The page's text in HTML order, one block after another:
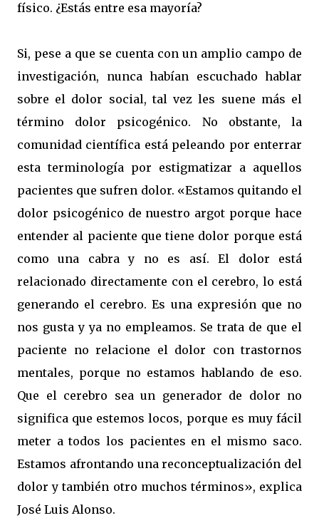
físico. ¿Estás entre esa mayoría?
Si, pese a que se cuenta con un amplio campo de
investigación, nunca habían escuchado hablar
sobre el dolor social, tal vez les suene más el
término dolor psicogénico. No obstante, la
comunidad científica está peleando por enterrar
esta terminología por estigmatizar a aquellos
pacientes que sufren dolor. «Estamos quitando el
dolor psicogénico de nuestro argot porque hace
entender al paciente que tiene dolor porque está
como una cabra y no es así. El dolor está
relacionado directamente con el cerebro, lo está
generando el cerebro. Es una expresión que no
nos gusta y ya no empleamos. Se trata de que el
paciente no relacione el dolor con trastornos
mentales, porque no estamos hablando de eso.
Que el cerebro sea un generador de dolor no
significa que estemos locos, porque es muy fácil
meter a todos los pacientes en el mismo saco.
Estamos afrontando una reconceptualización del
dolor y también otro muchos términos», explica
José Luis Alonso.